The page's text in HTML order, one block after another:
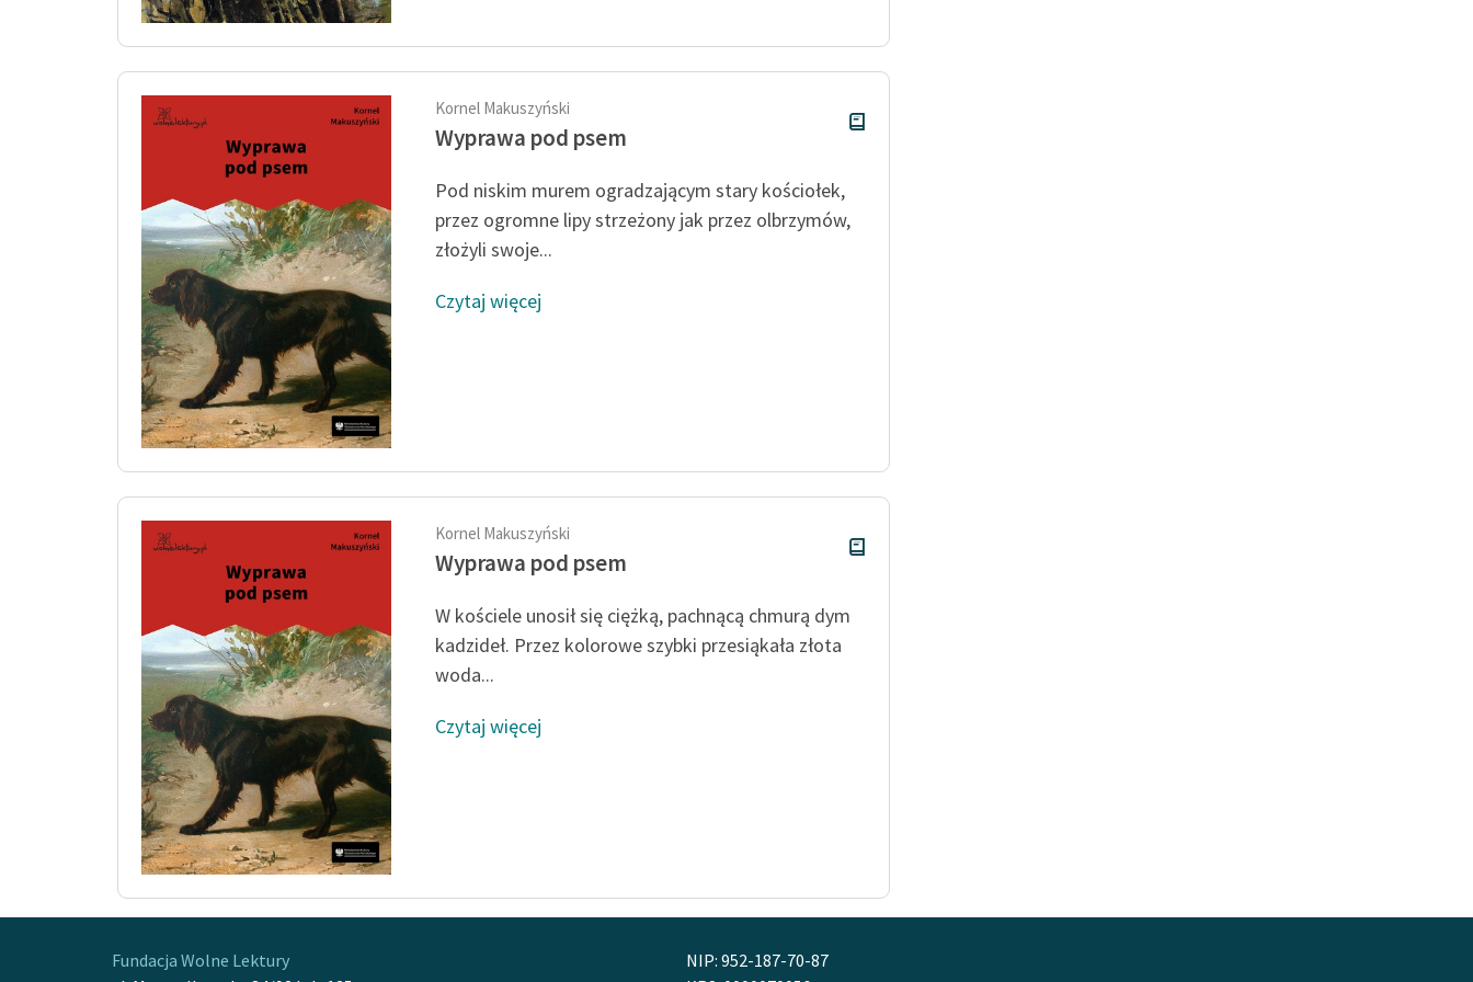
Kornel Makuszyński
Wyprawa pod psem
Pod niskim murem ogradzającym stary kościołek,
przez ogromne lipy strzeżony jak przez olbrzymów,
złożyli swoje...
Czytaj więcej
Kornel Makuszyński
Wyprawa pod psem
W kościele unosił się ciężką, pachnącą chmurą dym
kadzideł. Przez kolorowe szybki przesiąkała złota
woda...
Czytaj więcej
Fundacja Wolne Lektury
NIP: 952-187-70-87